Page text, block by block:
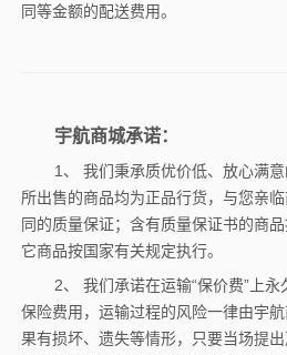
同等金额的配送费用。
宇航商城承诺：
1、 我们秉承质优价低、放心满
所出售的商品均为正品行货，与您亲
同的质量保证；含有质量保证书的商
它商品按国家有关规定执行。
2、 我们承诺在运输“保价费”上
保险费用，运输过程的风险一律由宇
果有损坏、遗失等情形，只要当场提